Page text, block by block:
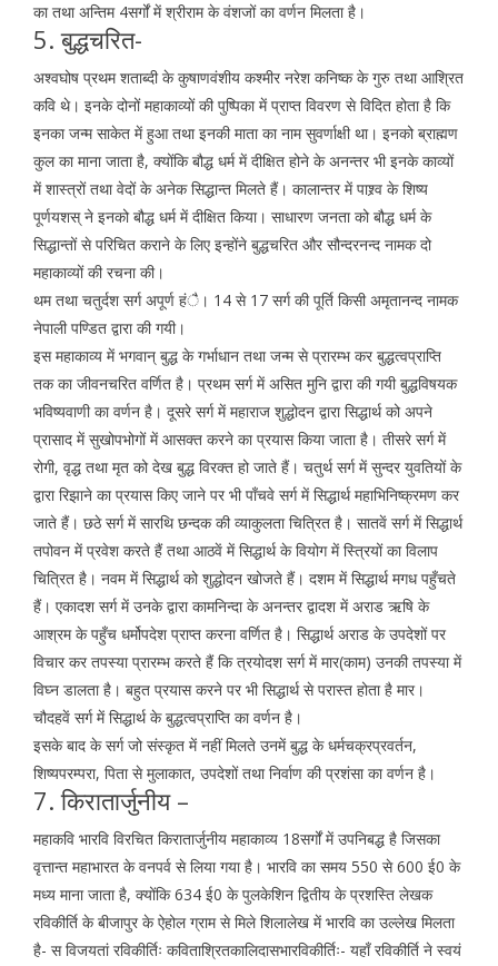
का तथा अन्तिम 4सर्गों में श्रीराम के वंशजों का वर्णन मिलता है।
5. बुद्धचरित-
अश्वघोष प्रथम शताब्दी के कुषाणवंशीय कश्मीर नरेश कनिष्क के गुरु तथा आश्रित
कवि थे। इनके दोनों महाकाव्यों की पुष्पिका में प्राप्त विवरण से विदित होता है कि
इनका जन्म साकेत में हुआ तथा इनकी माता का नाम सुवर्णाक्षी था। इनको ब्राह्मण
कुल का माना जाता है, क्योंकि बौद्ध धर्म में दीक्षित होने के अनन्तर भी इनके काव्यों
में शास्त्रों तथा वेदों के अनेक सिद्धान्त मिलते हैं। कालान्तर में पाश्र्व के शिष्य
पूर्णयशस् ने इनको बौद्ध धर्म में दीक्षित किया। साधारण जनता को बौद्ध धर्म के
सिद्धान्तों से परिचित कराने के लिए इन्होंने बुद्धचरित और सौन्दरनन्द नामक दो
महाकाव्यों की रचना की।
थम तथा चतुर्दश सर्ग अपूर्ण हंै। 14 से 17 सर्ग की पूर्ति किसी अमृतानन्द नामक
नेपाली पण्डित द्वारा की गयी।
इस महाकाव्य में भगवान् बुद्ध के गर्भाधान तथा जन्म से प्रारम्भ कर बुद्धत्वप्राप्ति
तक का जीवनचरित वर्णित है। प्रथम सर्ग में असित मुनि द्वारा की गयी बुद्धविषयक
भविष्यवाणी का वर्णन है। दूसरे सर्ग में महाराज शुद्धोदन द्वारा सिद्धार्थ को अपने
प्रासाद में सुखोपभोगों में आसक्त करने का प्रयास किया जाता है। तीसरे सर्ग में
रोगी, वृद्ध तथा मृत को देख बुद्ध विरक्त हो जाते हैं। चतुर्थ सर्ग में सुन्दर युवतियों के
द्वारा रिझाने का प्रयास किए जाने पर भी पाँचवे सर्ग में सिद्धार्थ महाभिनिष्क्रमण कर
जाते हैं। छठे सर्ग में सारथि छन्दक की व्याकुलता चित्रित है। सातवें सर्ग में सिद्धार्थ
तपोवन में प्रवेश करते हैं तथा आठवें में सिद्धार्थ के वियोग में स्त्रियों का विलाप
चित्रित है। नवम में सिद्धार्थ को शुद्धोदन खोजते हैं। दशम में सिद्धार्थ मगध पहुँचते
हैं। एकादश सर्ग में उनके द्वारा कामनिन्दा के अनन्तर द्वादश में अराड ऋषि के
आश्रम के पहुँच धर्मोपदेश प्राप्त करना वर्णित है। सिद्धार्थ अराड के उपदेशों पर
विचार कर तपस्या प्रारम्भ करते हैं कि त्रयोदश सर्ग में मार(काम) उनकी तपस्या में
विघ्न डालता है। बहुत प्रयास करने पर भी सिद्धार्थ से परास्त होता है मार।
चौदहवें सर्ग में सिद्धार्थ के बुद्धत्वप्राप्ति का वर्णन है।
इसके बाद के सर्ग जो संस्कृत में नहीं मिलते उनमें बुद्ध के धर्मचक्रप्रवर्तन,
शिष्यपरम्परा, पिता से मुलाकात, उपदेशों तथा निर्वाण की प्रशंसा का वर्णन है।
7. किरातार्जुनीय –
महाकवि भारवि विरचित किरातार्जुनीय महाकाव्य 18सर्गों में उपनिबद्ध है जिसका
वृत्तान्त महाभारत के वनपर्व से लिया गया है। भारवि का समय 550 से 600 ई0 के
मध्य माना जाता है, क्योंकि 634 ई0 के पुलकेशिन द्वितीय के प्रशस्ति लेखक
रविकीर्ति के बीजापुर के ऐहोल ग्राम से मिले शिलालेख में भारवि का उल्लेख मिलता
है- स विजयतां रविकीर्तिः कविताश्रितकालिदासभारविकीर्तिः- यहाँ रविकीर्ति ने स्वयं